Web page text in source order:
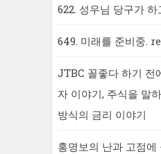
622. 성우님 당구가 하
649. 미래를 준비중.
JTBC 꼴좋다 하기 전
자 이야기, 주식을 말
방식의 금리 이야기
홍명보의 난과 고점